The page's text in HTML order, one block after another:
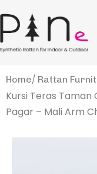
Home Rattan
Kursi Teras Taman
Pagar – Mali Arm